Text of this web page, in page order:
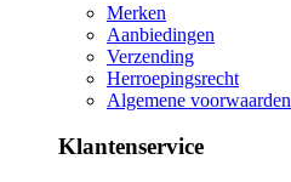
Merken
Aanbiedingen
Verzending
Herroepingsrecht
Algemene voorwaarden
Klantenservice